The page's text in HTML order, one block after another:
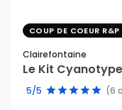
COUP DE COEUR R&P
Clairefontaine
Le Kit
5/5 (6